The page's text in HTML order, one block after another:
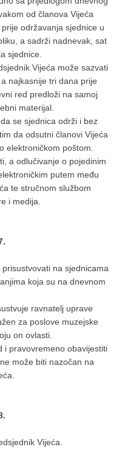
od članova Vijeća
održavanja sjednice u
a sadrži nadnevak, sat
sjednice.
Vijeća može sazvati
najkasnije tri dana prije
red predloži na samoj
materijal.
se sjednica održi i bez
da odsutni članovi Vijeća
elektroničkom poštom.
a odlučivanje o pojedinim
putem među
te stručnom službom
i medija.
na sjednicama
koja su na dnevnom
ravnatelj uprave
za poslove muzejske
on ovlasti.
i pravovremeno obavijestiti
može biti nazočan na
Vijeća.